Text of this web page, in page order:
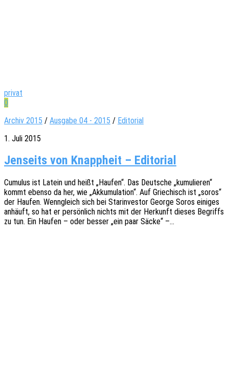
privat
0
Archiv 2015 / Ausgabe 04 - 2015 / Editorial
1. Juli 2015
Jenseits von Knappheit – Editorial
Cumu­lus ist Latein und heißt „Haufen“. Das Deut­sche „kumu­lie­ren“
kommt ebenso da her, wie „Akku­mu­la­ti­on“. Auf Grie­chisch ist „soros“
der Haufen. Wenn­gleich sich bei Star­in­ves­tor George Soros eini­ges
anhäuft, so hat er persön­lich nichts mit der Herkunft dieses Begriffs
zu tun. Ein Haufen – oder besser „ein paar Säcke“ –…